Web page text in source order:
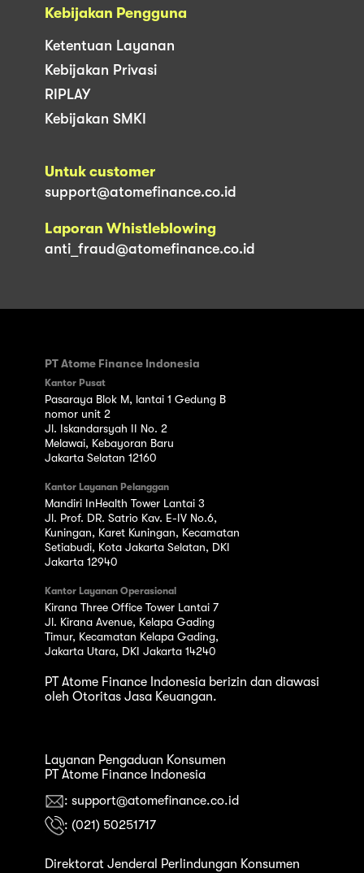
Kebijakan Pengguna
Ketentuan Layanan
Kebijakan Privasi
RIPLAY
Kebijakan SMKI
Untuk customer
support@atomefinance.co.id
Laporan Whistleblowing
anti_fraud@atomefinance.co.id
PT Atome Finance Indonesia
Kantor Pusat
Pasaraya Blok M, lantai 1 Gedung B
nomor unit 2
Jl. Iskandarsyah II No. 2
Melawai, Kebayoran Baru
Jakarta Selatan 12160
Kantor Layanan Pelanggan
Mandiri InHealth Tower Lantai 3
Jl. Prof. DR. Satrio Kav. E-IV No.6,
Kuningan, Karet Kuningan, Kecamatan
Setiabudi, Kota Jakarta Selatan, DKI
Jakarta 12940
Kantor Layanan Operasional
Kirana Three Office Tower Lantai 7
Jl. Kirana Avenue, Kelapa Gading
Timur, Kecamatan Kelapa Gading,
Jakarta Utara, DKI Jakarta 14240
PT Atome Finance Indonesia berizin dan diawasi
oleh Otoritas Jasa Keuangan.
Layanan Pengaduan Konsumen
PT Atome Finance Indonesia
: support@atomefinance.co.id
: (021) 50251717
Direktorat Jenderal Perlindungan Konsumen